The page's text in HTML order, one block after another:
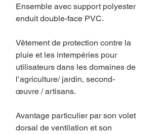
Ensemble avec support polyester
enduit double-face PVC.
Vêtement de protection contre la
pluie et les intempéries pour
utilisateurs dans les domaines de
l’agriculture/ jardin, second-
œuvre / artisans.
Avantage particulier par son volet
dorsal de ventilation et son